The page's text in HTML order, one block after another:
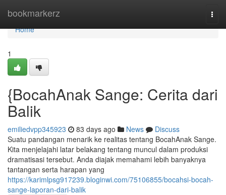
bookmarkerz
Home
Home
1
{BocahAnak Sange: Cerita dari
Balik
emiliedvpp345923 83 days ago News
Discuss
Suatu pandangan menarik ke realitas tentang BocahAnak Sange.
Kita menjelajahi latar belakang tentang muncul dalam produksi
dramatisasi tersebut. Anda diajak memahami lebih banyaknya
tantangan serta harapan yang
https://karimlpsg917239.bloginwi.com/75106855/bocahsi-bocah-
sange-laporan-dari-balik